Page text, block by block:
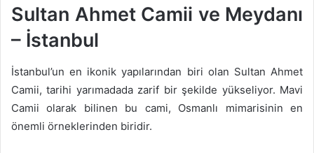
Sultan Ahmet Camii ve Meydanı
– İstanbul
İstanbul’un en ikonik yapılarından biri olan Sultan Ahmet
Camii, tarihi yarımadada zarif bir şekilde yükseliyor. Mavi
Camii olarak bilinen bu cami, Osmanlı mimarisinin en
önemli örneklerinden biridir.